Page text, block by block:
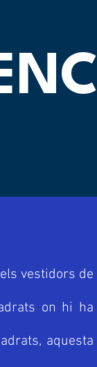
vestidors de
on hi ha
aquesta